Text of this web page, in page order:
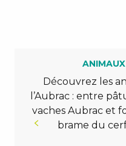
ANIMAUX
Découvrez les
l’Aubrac : entre
vaches Aubrac et
brame du cerf